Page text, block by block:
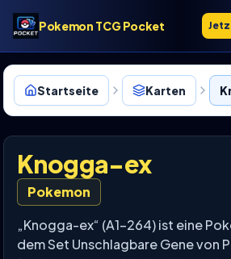
Pokemon TCG Pocket
Startseite Karten
Knogga-ex
Pokemon
„Knogga-ex“ (A1-264) ist eine
dem Set Unschlagbare Gene von